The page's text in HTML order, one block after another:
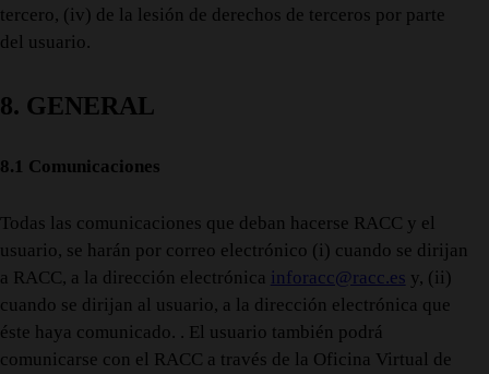
tercero, (iv) de la lesión de derechos de terceros por parte
del usuario.
8. GENERAL
8.1 Comunicaciones
Todas las comunicaciones que deban hacerse RACC y el
usuario, se harán por correo electrónico (i) cuando se dirijan
a RACC, a la dirección electrónica inforacc@racc.es y, (ii)
cuando se dirijan al usuario, a la dirección electrónica que
éste haya comunicado. . El usuario también podrá
comunicarse con el RACC a través de la Oficina Virtual de